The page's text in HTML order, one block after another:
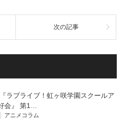
次の記事
ラブライブ！虹ヶ咲学園スクールア
会』 第1…
アニメコラム